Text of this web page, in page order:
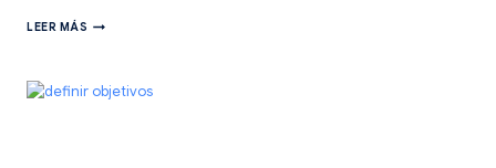
LEER MÁS CUADERNO
PRÁCTICA